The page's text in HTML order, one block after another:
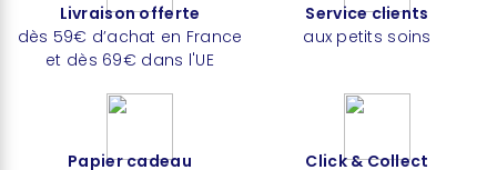
Livraison offerte
dès 59€ d’achat en France
et dès 69€ dans l'UE
Service clients
aux petits soins
Papier cadeau
Click & Collect